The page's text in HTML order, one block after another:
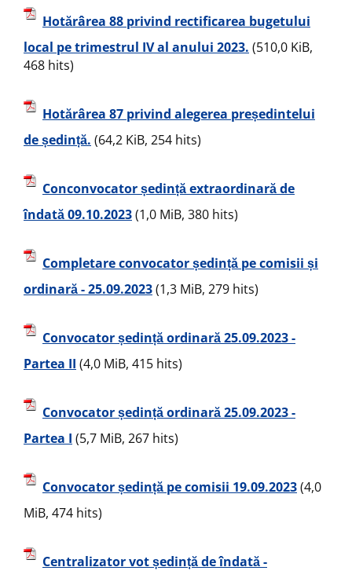
Hotărârea 88 privind rectificarea bugetului
local pe trimestrul IV al anului 2023. (510,0 KiB,
468 hits)
Hotărârea 87 privind alegerea președintelui
de ședință. (64,2 KiB, 254 hits)
Conconvocator ședință extraordinară de
îndată 09.10.2023(1,0 MiB, 380 hits)
Completare convocator ședință pe comisii și
ordinară - 25.09.2023(1,3 MiB, 279 hits)
Convocator ședință ordinară 25.09.2023 -
Partea II (4,0 MiB, 415 hits)
Convocator ședință ordinară 25.09.2023 -
Partea I (5,7 MiB, 267 hits)
Convocator ședință pe comisii 19.09.2023(4,0
MiB, 474 hits)
Centralizator vot ședință de îndată -